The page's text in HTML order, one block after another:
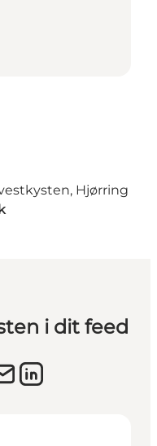
Hjørring
i dit feed